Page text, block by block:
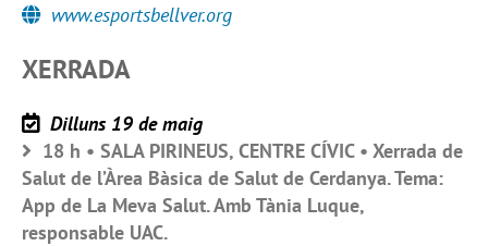
www.esportsbellver.org
XERRADA
Dilluns 19 de maig
18 h • SALA PIRINEUS, CENTRE CÍVIC • Xerrada de
Salut de l’Àrea Bàsica de Salut de Cerdanya. Tema:
App de La Meva Salut. Amb Tània Luque,
responsable UAC.